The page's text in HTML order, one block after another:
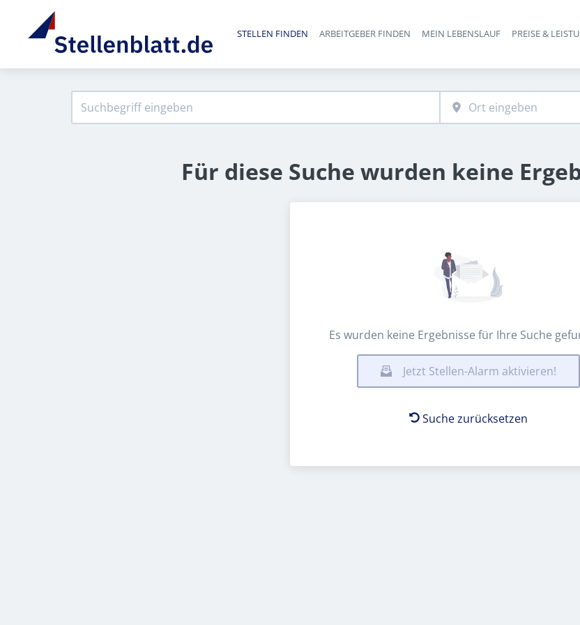
Haupt-
STELLEN FINDEN ARBEITGEBER FINDEN MEIN LEBENSLAUF PREISE &
Für diese Suche wurden keine
Es wurden keine Ergebnisse für Ihre Suche
Jetzt Stellen-Alarm aktivieren!
Suche zurücksetzen